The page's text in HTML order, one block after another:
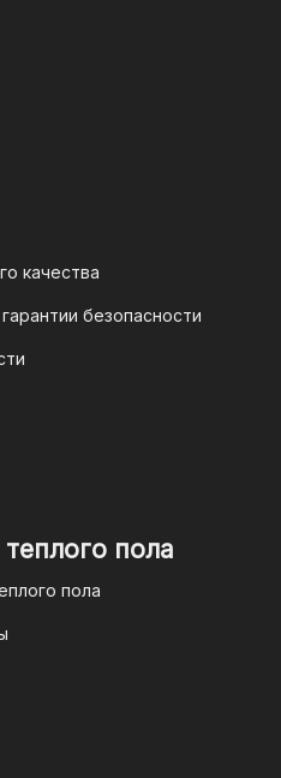
(СПБ).
Просто
российских
оформления
вам
который можно
банка. Это быстро,
клиентов
оплату по
качества
безопасности
пола
пола